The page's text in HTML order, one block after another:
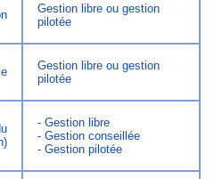
Gestion libre ou gestion
pilotée
Gestion libre ou gestion
pilotée
- Gestion libre
- Gestion conseillée
- Gestion pilotée